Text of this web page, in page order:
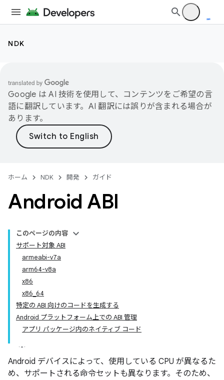
NDK
Google は AI 技術を使用して、コンテンツをご希望の言
語に翻訳しています。AI 翻訳には誤りが含まれる場合が
あります。
ホーム NDK 開発 ガイド
Android ABI
このページの内容
サポート対象 ABI
armeabi-v7a
arm64-v8a
x86
x86_64
特定の ABI 向けのコードを生成する
Android プラットフォーム上での ABI 管理
アプリ パッケージ内のネイティブ コード
Android デバイスによって、使用している CPU が異なるた
め、サポートされる命令セットも異なります。そのため、